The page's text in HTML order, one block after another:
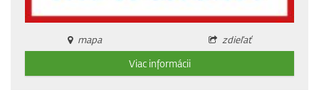
mapa
zdieľať
Viac informácii